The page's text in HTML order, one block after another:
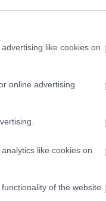
like cookies on
online advertising
like cookies on
of the website
ώστε να γίνει πιο
σε δυαδική
κανόνες
το Facebook σε
ζευγάρι
αλλά με καλυμμένες
περίθαλψη και τη